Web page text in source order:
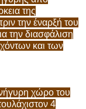
της
την έναρξή του
την διασφάλιση
και των
χώρο του
4